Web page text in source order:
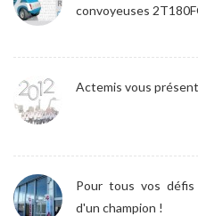
convoyeuses
Actemis vous
Pour tous vos défis
d'un champion !